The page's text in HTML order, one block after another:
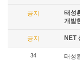
공지
태성
개발
공지 NET
34
태성